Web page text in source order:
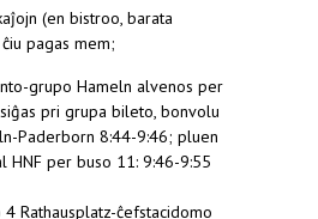
(en bistroo, barata
pagas mem;
grupo Hameln alvenos per
pri grupa bileto, bonvolu
Paderborn 8:44-9:46; pluen
HNF per buso 11: 9:46-9:55
4 Rathausplatz-ĉefstacidomo